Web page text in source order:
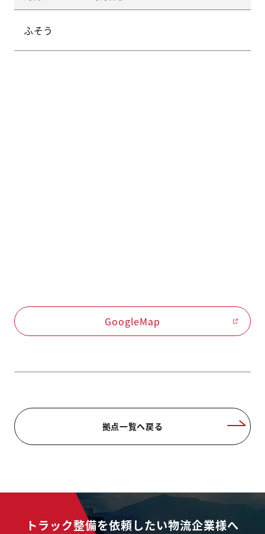
ふそう
GoogleMap
拠点一覧へ戻る
トラック整備を依頼したい物流企業様へ